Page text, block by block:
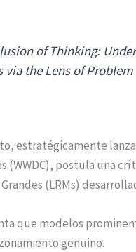
of Thinking:
via the Lens of Problem
estratégicamente
(WWDC), postula una
(LRMs)
que modelos
genuino.